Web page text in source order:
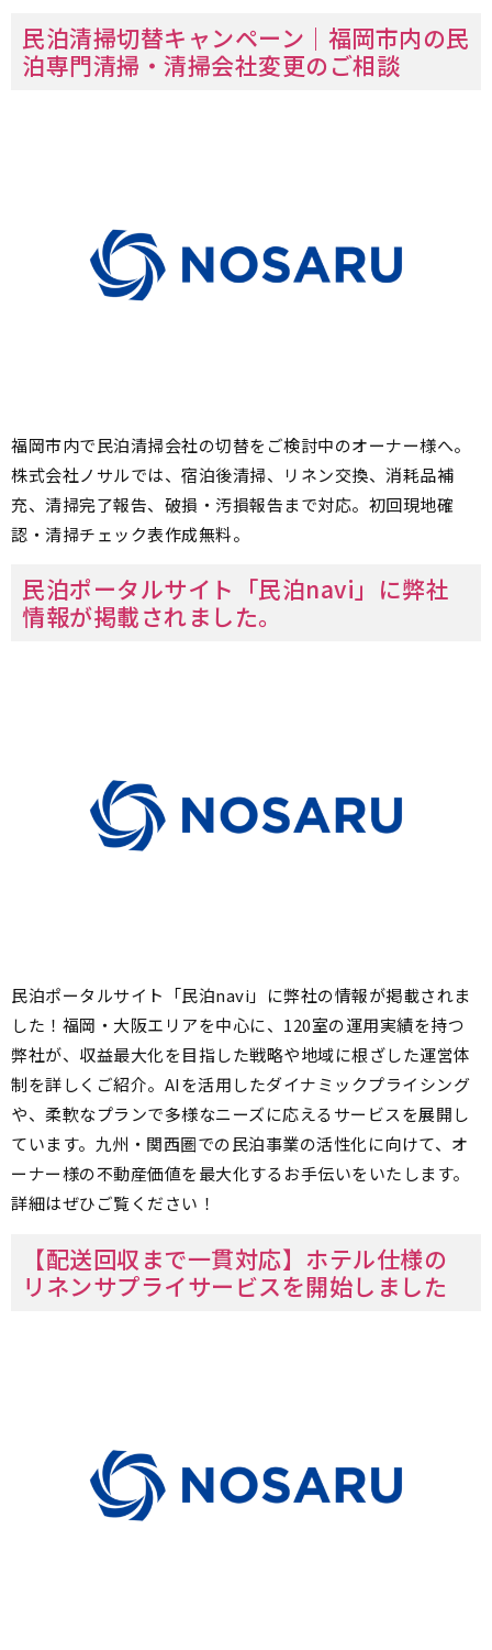
民泊清掃切替キャンペーン｜福岡市内の民
泊専門清掃・清掃会社変更のご相談
福岡市内で民泊清掃会社の切替をご検討中のオーナー様へ。
株式会社ノサルでは、宿泊後清掃、リネン交換、消耗品補
充、清掃完了報告、破損・汚損報告まで対応。初回現地確
認・清掃チェック表作成無料。
民泊ポータルサイト「民泊navi」に弊社
情報が掲載されました。
民泊ポータルサイト「民泊navi」に弊社の情報が掲載されま
した！福岡・大阪エリアを中心に、120室の運用実績を持つ
弊社が、収益最大化を目指した戦略や地域に根ざした運営体
制を詳しくご紹介。AIを活用したダイナミックプライシング
や、柔軟なプランで多様なニーズに応えるサービスを展開し
ています。九州・関西圏での民泊事業の活性化に向けて、オ
ーナー様の不動産価値を最大化するお手伝いをいたします。
詳細はぜひご覧ください！
【配送回収まで一貫対応】ホテル仕様の
リネンサプライサービスを開始しました